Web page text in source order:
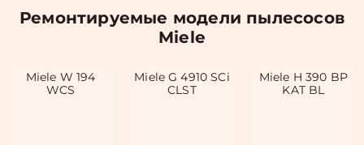
Ремонтируемые модели пылесосов
Miele
Miele W 194
WCS
Miele G 4910 SCi
CLST
Miele H 390 BP
KAT BL